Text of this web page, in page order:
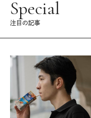
Special
注目の記事